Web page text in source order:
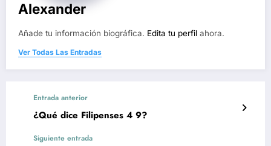
Alexander
Añade tu información biográfica. Edita tu perfil ahora.
Ver Todas Las Entradas
Entrada anterior
¿Qué dice Filipenses 4 9?
Siguiente entrada